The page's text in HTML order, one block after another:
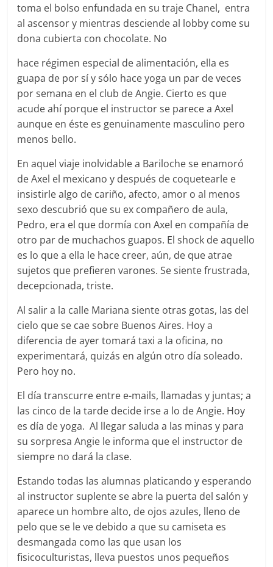
toma el bolso enfundada en su traje Chanel, entra
al ascensor y mientras desciende al lobby come su
dona cubierta con chocolate. No
hace régimen especial de alimentación, ella es
guapa de por sí y sólo hace yoga un par de veces
por semana en el club de Angie. Cierto es que
acude ahí porque el instructor se parece a Axel
aunque en éste es genuinamente masculino pero
menos bello.
En aquel viaje inolvidable a Bariloche se enamoró
de Axel el mexicano y después de coquetearle e
insistirle algo de cariño, afecto, amor o al menos
sexo descubrió que su ex compañero de aula,
Pedro, era el que dormía con Axel en compañía de
otro par de muchachos guapos. El shock de aquello
es lo que a ella le hace creer, aún, de que atrae
sujetos que prefieren varones. Se siente frustrada,
decepcionada, triste.
Al salir a la calle Mariana siente otras gotas, las del
cielo que se cae sobre Buenos Aires. Hoy a
diferencia de ayer tomará taxi a la oficina, no
experimentará, quizás en algún otro día soleado.
Pero hoy no.
El día transcurre entre e-mails, llamadas y juntas; a
las cinco de la tarde decide irse a lo de Angie. Hoy
es día de yoga. Al llegar saluda a las minas y para
su sorpresa Angie le informa que el instructor de
siempre no dará la clase.
Estando todas las alumnas platicando y esperando
al instructor suplente se abre la puerta del salón y
aparece un hombre alto, de ojos azules, lleno de
pelo que se le ve debido a que su camiseta es
desmangada como las que usan los
fisicoculturistas, lleva puestos unos pequeños